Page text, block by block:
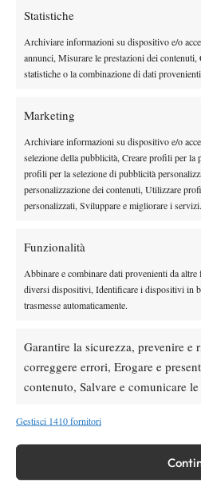
Statistiche
Archiviare informazioni su dispositivo e/o
annunci, Misurare le prestazioni dei
statistiche o la combinazione di dati
Marketing
Archiviare informazioni su dispositivo e/o
selezione della pubblicità, Creare profili per la
profili per la selezione di pubblicità
personalizzazione dei contenuti, Utilizzare
personalizzati, Sviluppare e migliorare i servizi.
Funzionalità
Abbinare e combinare dati provenienti da
diversi dispositivi, Identificare i dispositivi in
trasmesse automaticamente.
Garantire la sicurezza, prevenire e
correggere errori, Erogare e
contenuto, Salvare e comunicare
Gestisci 1410 fornitori
10 Maggio 2026
Esordio amaro per Djokovic a
preparazione ideale”
Internazionali d’Italia 2026,
sostenibile per più giocatori”
8 Maggio 2026
Francesco Bruni
giornata storta: Altmaier battuto
Francesco Bruni
Facebook